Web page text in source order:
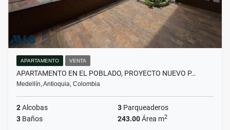
APARTAMENTO VENTA
APARTAMENTO EN EL POBLADO, PROYECTO NUEVO P…
Medellín, Antioquia, Colombia
2Alcobas 3 Parqueaderos
3 Baños 243.00Área m2